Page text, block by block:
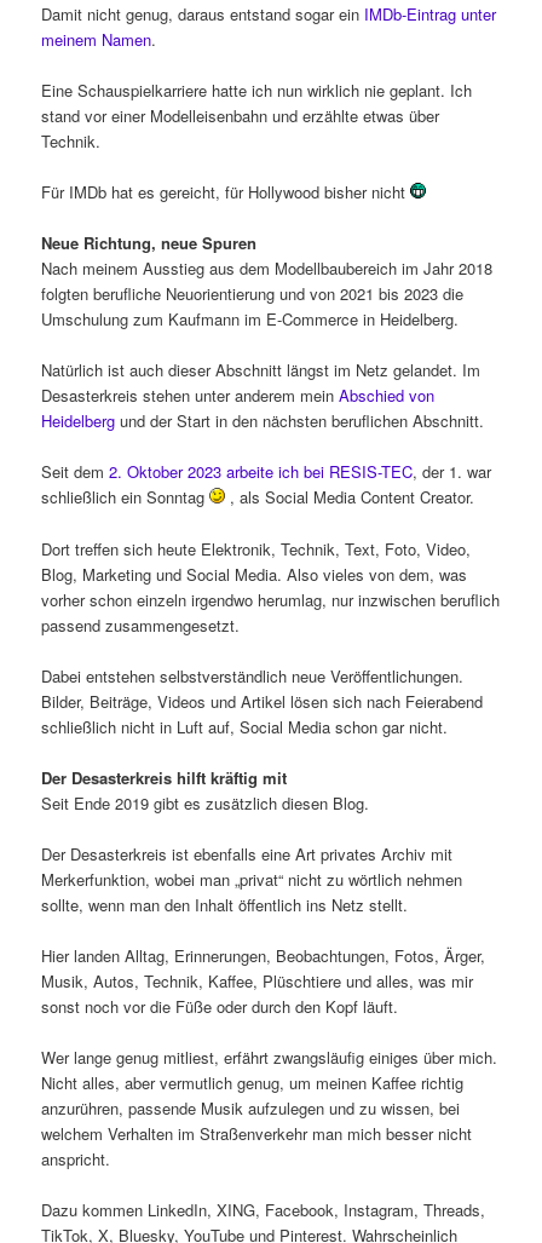
Damit nicht genug, daraus entstand sogar ein IMDb-Eintrag unter
meinem Namen.
Eine Schauspielkarriere hatte ich nun wirklich nie geplant. Ich
stand vor einer Modelleisenbahn und erzählte etwas über
Technik.
Für IMDb hat es gereicht, für Hollywood bisher nicht
Neue Richtung, neue Spuren
Nach meinem Ausstieg aus dem Modellbaubereich im Jahr 2018
folgten berufliche Neuorientierung und von 2021 bis 2023 die
Umschulung zum Kaufmann im E-Commerce in Heidelberg.
Natürlich ist auch dieser Abschnitt längst im Netz gelandet. Im
Desasterkreis stehen unter anderem meinAbschied von
Heidelberg und der Start in den nächsten beruflichen Abschnitt.
Seit dem2. Oktober 2023 arbeite ich bei RESIS-TEC, der 1. war
schließlich ein Sonntag
, als Social Media Content Creator.
Dort treffen sich heute Elektronik, Technik, Text, Foto, Video,
Blog, Marketing und Social Media. Also vieles von dem, was
vorher schon einzeln irgendwo herumlag, nur inzwischen beruflich
passend zusammengesetzt.
Dabei entstehen selbstverständlich neue Veröffentlichungen.
Bilder, Beiträge, Videos und Artikel lösen sich nach Feierabend
schließlich nicht in Luft auf, Social Media schon gar nicht.
Der Desasterkreis hilft kräftig mit
Seit Ende 2019 gibt es zusätzlich diesen Blog.
Der Desasterkreis ist ebenfalls eine Art privates Archiv mit
Merkerfunktion, wobei man „privat“ nicht zu wörtlich nehmen
sollte, wenn man den Inhalt öffentlich ins Netz stellt.
Hier landen Alltag, Erinnerungen, Beobachtungen, Fotos, Ärger,
Musik, Autos, Technik, Kaffee, Plüschtiere und alles, was mir
sonst noch vor die Füße oder durch den Kopf läuft.
Wer lange genug mitliest, erfährt zwangsläufig einiges über mich.
Nicht alles, aber vermutlich genug, um meinen Kaffee richtig
anzurühren, passende Musik aufzulegen und zu wissen, bei
welchem Verhalten im Straßenverkehr man mich besser nicht
anspricht.
Dazu kommen LinkedIn, XING, Facebook, Instagram, Threads,
TikTok, X, Bluesky, YouTube und Pinterest. Wahrscheinlich